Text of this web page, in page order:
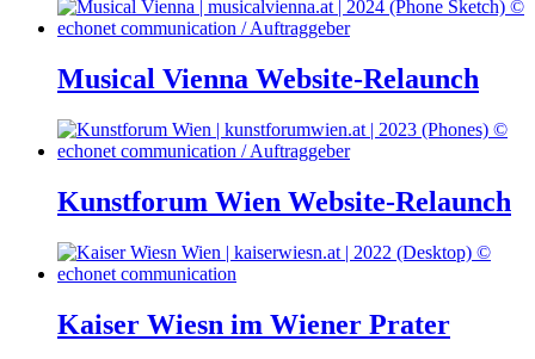
Musical Vienna Website-Relaunch
Kunstforum Wien Website-Relaunch
Kaiser Wiesn im Wiener Prater